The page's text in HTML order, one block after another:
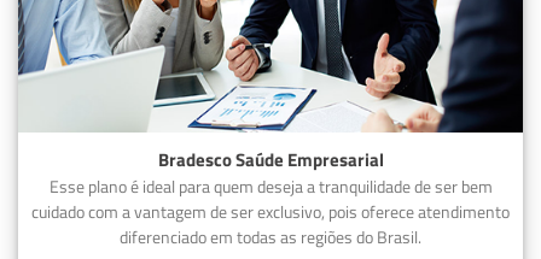
Bradesco Saúde Empresarial
Esse plano é ideal para quem deseja a tranquilidade de ser bem
cuidado com a vantagem de ser exclusivo, pois oferece atendimento
diferenciado em todas as regiões do Brasil.